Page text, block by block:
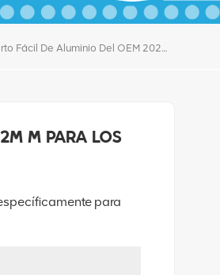
Extremo Abierto Fácil De Aluminio Del OEM 202#52m M Para Los Alimentos Secos
m para los
para